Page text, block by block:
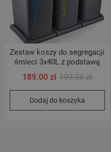
Zestaw koszy do segregacji
śmieci 3x40L z podstawą
199.00zł
cena
189.00 zł
cena
Dodaj do koszyka